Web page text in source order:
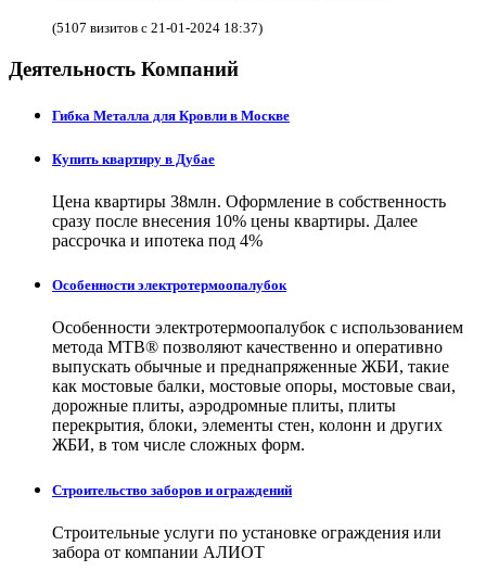
(5107 визитов с 21-01-2024 18:37)
Деятельность Компаний
Гибка Металла для Кровли в Москве
Купить квартиру в Дубае
Цена квартиры 38млн. Оформление в собственность
сразу после внесения 10% цены квартиры. Далее
рассрочка и ипотека под 4%
Особенности электротермоопалубок
Особенности электротермоопалубок с использованием
метода МТВ® позволяют качественно и оперативно
выпускать обычные и преднапряженные ЖБИ, такие
как мостовые балки, мостовые опоры, мостовые сваи,
дорожные плиты, аэродромные плиты, плиты
перекрытия, блоки, элементы стен, колонн и других
ЖБИ, в том числе сложных форм.
Строительство заборов и ограждений
Строительные услуги по установке ограждения или
забора от компании АЛИОТ